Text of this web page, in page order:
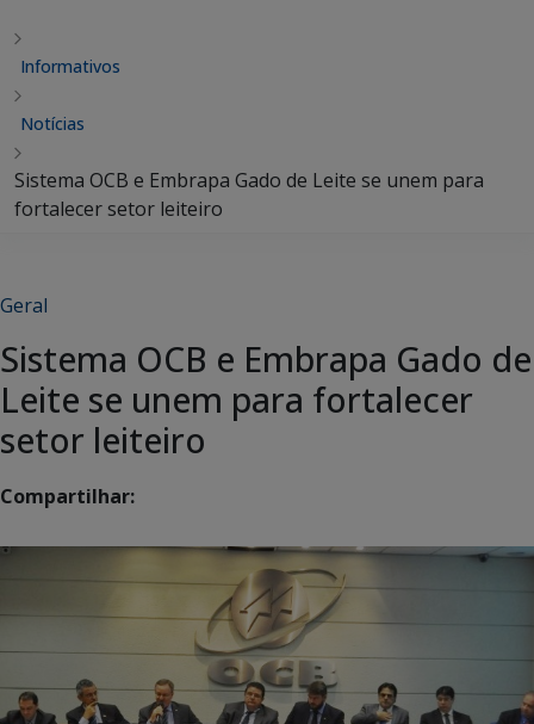
Informativos
Notícias
Sistema OCB e Embrapa Gado de Leite se unem para
fortalecer setor leiteiro
Geral
Sistema OCB e Embrapa Gado de
Leite se unem para fortalecer
setor leiteiro
Compartilhar: